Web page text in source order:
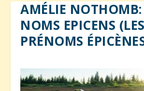
AMÉLIE NOTHOMB:
NOMS EPICENS (LES
PRÉNOMS